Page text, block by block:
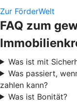
Zur FörderWelt
FAQ zum
Was ist mit
Was passiert,
zahlen kann?
Was ist Bonität?